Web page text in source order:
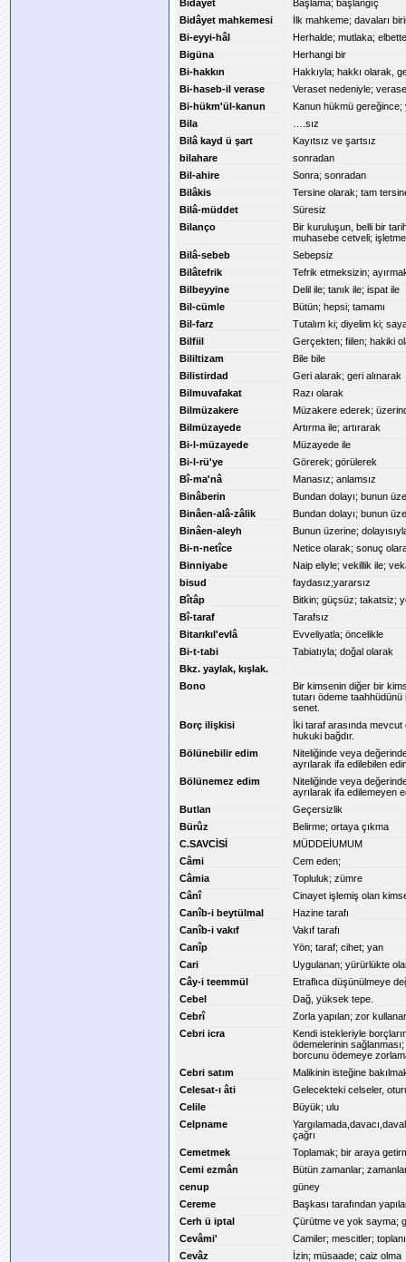
Bidâyet
Başlama; başlangıç
Bidâyet mahkemesi
İlk mahkeme; davaları
Bi-eyyi-hâl
Herhalde; mutlaka; elbette
Bigüna
Herhangi bir
Bi-hakkın
Hakkıyla; hakkı olarak,
Bi-haseb-il verase
Veraset nedeniyle;
Bi-hükm'ül-kanun
Kanun hükmü gereğince;
Bila
….sız
Bilâ kayd ü şart
Kayıtsız ve şartsız
bilahare
sonradan
Bil-ahire
Sonra; sonradan
Bilâkis
Tersine olarak; tam
Bilâ-müddet
Süresiz
Bilanço
Bir kuruluşun, belli bir
muhasebe cetveli;
Bilâ-sebeb
Sebepsiz
Bilâtefrik
Tefrik etmeksizin;
Bilbeyyine
Delil ile; tanık ile; ispat ile
Bil-cümle
Bütün; hepsi; tamamı
Bil-farz
Tutalım ki; diyelim ki;
Bilfiil
Gerçekten; fiilen; hakiki
Bililtizam
Bile bile
Bilistirdad
Geri alarak; geri alınarak
Bilmuvafakat
Razı olarak
Bilmüzakere
Müzakere ederek;
Bilmüzayede
Artırma ile; artırarak
Bi-l-müzayede
Müzayede ile
Bi-l-rü'ye
Görerek; görülerek
Bî-ma'nâ
Manasız; anlamsız
Binâberin
Bundan dolayı; bunun
Binâen-alâ-zâlik
Bundan dolayı; bunun
Binâen-aleyh
Bunun üzerine;
Bi-n-netîce
Netice olarak; sonuç
Binniyabe
Naip eliyle; vekillik ile;
bisud
faydasız;yararsız
Bîtâp
Bitkin; güçsüz; takatsiz;
Bî-taraf
Tarafsız
Bitarıkıl'evlâ
Evveliyatla; öncelikle
Bi-t-tabi
Tabiatıyla; doğal olarak
Bkz. yaylak, kışlak.
Bono
Bir kimsenin diğer bir
tutarı ödeme
senet.
Borç ilişkisi
İki taraf arasında mevcut
hukuki bağdır.
Bölünebilir edim
Niteliğinde veya
ayrılarak ifa edilebilen
Bölünemez edim
Niteliğinde veya
ayrılarak ifa edilemeyen
Butlan
Geçersizlik
Bürûz
Belirme; ortaya çıkma
C.SAVCİSİ
MÜDDEİUMUM
Câmi
Cem eden;
Câmia
Topluluk; zümre
Cânî
Cinayet işlemiş olan
Canîb-i beytülmal
Hazine tarafı
Canîb-i vakıf
Vakıf tarafı
Canîp
Yön; taraf; cihet; yan
Cari
Uygulanan; yürürlükte
Cây-i teemmül
Etraflıca düşünülmeye
Cebel
Dağ, yüksek tepe.
Cebrî
Zorla yapılan; zor
Cebri icra
Kendi istekleriyle
ödemelerinin
borcunu ödemeye
Cebri satım
Malikinin isteğine
Celesat-ı âti
Gelecekteki celseler,
Celile
Büyük; ulu
Celpname
çağrı
Cemetmek
Toplamak; bir araya
Cemi ezmân
Bütün zamanlar;
cenup
güney
Cereme
Başkası tarafından
Cerh ü iptal
Çürütme ve yok sayma;
Cevâmi'
Camiler; mescitler;
Cevâz
İzin; müsaade; caiz olma